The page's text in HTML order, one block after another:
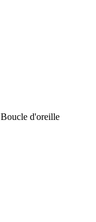
Boucle d'oreille